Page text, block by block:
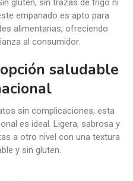
empanado es apto para
alimentarias, ofreciendo
al consumidor.
saludable
sin complicaciones, esta
es ideal. Ligera, sabrosa y
a otro nivel con una textura
y sin gluten.